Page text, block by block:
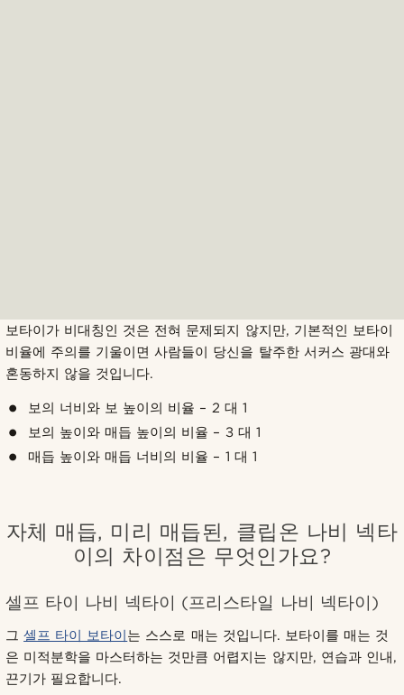
보타이가 비대칭인 것은 전혀 문제되지 않지만, 기본적인 보타이
비율에 주의를 기울이면 사람들이 당신을 탈주한 서커스 광대와
혼동하지 않을 것입니다.
보의 너비와 보 높이의 비율 – 2 대 1
보의 높이와 매듭 높이의 비율 – 3 대 1
매듭 높이와 매듭 너비의 비율 – 1 대 1
자체 매듭, 미리 매듭된, 클립온 나비 넥타
이의 차이점은 무엇인가요?
셀프 타이 나비 넥타이 (프리스타일 나비 넥타이)
그셀프 타이 보타이는 스스로 매는 것입니다. 보타이를 매는 것
은 미적분학을 마스터하는 것만큼 어렵지는 않지만, 연습과 인내,
끈기가 필요합니다.